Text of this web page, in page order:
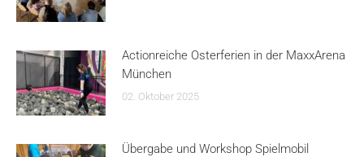
Actionreiche Osterferien in der MaxxArena
München
02. Oktober 2025
Übergabe und Workshop Spielmobil